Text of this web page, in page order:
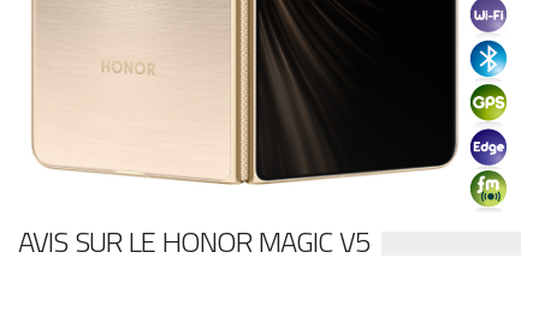
AVIS SUR LE HONOR MAGIC V5